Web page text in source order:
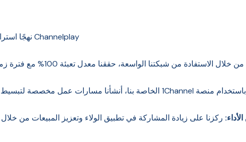
Channelplay نهجًا استراتيجيًا لمواجهة تحديات Bosch:
من خلال الاستفادة من شبكتنا الواسعة، حققنا معدل تعبئة 100% مع فترة زمنية للتوظيف تبلغ 7 يوم فقط.
باستخدام منصة 1Channel الخاصة بنا، أنشأنا مسارات عمل مخصصة لتبسيط العمليات وتتبع مقاييس الأداء.
ركزنا على زيادة المشاركة في تطبيق الولاء وتعزيز المبيعات من خلال